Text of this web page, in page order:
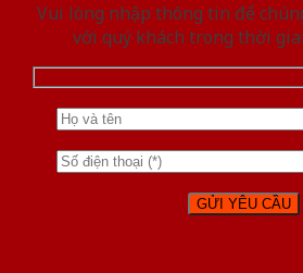
Vui lòng nhập thông tin để
với quý khách trong thời